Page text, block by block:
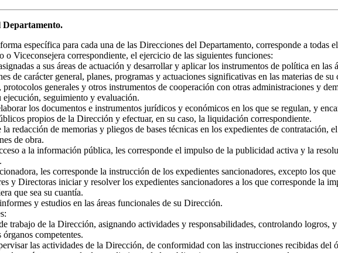
Departamento.
específica para cada una de las Direcciones del Departamento, corresponde a todas
Viceconsejera correspondiente, el ejercicio de las siguientes funciones:
a sus áreas de actuación y desarrollar y aplicar los instrumentos de política en las
de carácter general, planes, programas y actuaciones significativas en las materias de su
generales y otros instrumentos de cooperación con otras administraciones y
seguimiento y evaluación.
los documentos e instrumentos jurídicos y económicos en los que se regulan, y
propios de la Dirección y efectuar, en su caso, la liquidación correspondiente.
redacción de memorias y pliegos de bases técnicas en los expedientes de contratación,
de obra.
a la información pública, les corresponde el impulso de la publicidad activa y la
les corresponde la instrucción de los expedientes sancionadores, excepto los
y Directoras iniciar y resolver los expedientes sancionadores a los que corresponde la
que sea su cuantía.
y estudios en las áreas funcionales de su Dirección.
trabajo de la Dirección, asignando actividades y responsabilidades, controlando logros,
competentes.
las actividades de la Dirección, de conformidad con las instrucciones recibidas del